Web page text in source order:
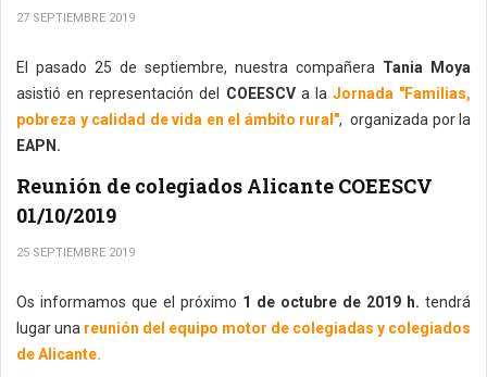
27 SEPTIEMBRE 2019
El pasado 25 de septiembre, nuestra compañera Tania Moya
asistió en representación del COEESCVa la Jornada "Familias,
pobreza y calidad de vida en el ámbito rural", organizada por la
EAPN.
Reunión de colegiados Alicante COEESCV
01/10/2019
25 SEPTIEMBRE 2019
Os informamos que el próximo 1 de octubre de 2019 h. tendrá
lugar una reunión del equipo motor de colegiadas y colegiados
de Alicante.